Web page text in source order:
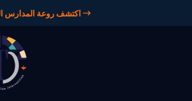
اكتشف روعة المدارس